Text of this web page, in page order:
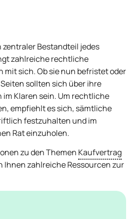
zentraler Bestandteil jedes
zahlreiche rechtliche
mit sich. Ob sie nun befristet oder
sollten sich über ihre
Klaren sein. Um rechtliche
empfiehlt es sich, sämtliche
festzuhalten und im
Rat einzuholen.
zu den Themen Kaufvertrag
Ihnen zahlreiche Ressourcen zur